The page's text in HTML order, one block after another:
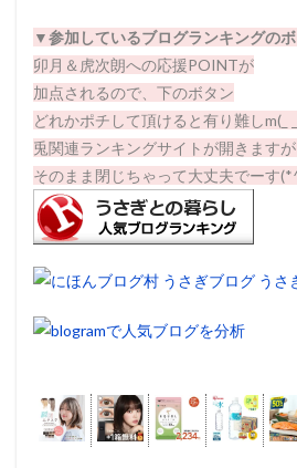
▼参加しているブログランキングの
卯月＆虎次朗への応援POINTが
加点されるので、下のボタン
どれかポチして頂けると有り難しm(_
兎関連ランキングサイトが開きますが
そのまま閉じちゃって大丈夫でーす